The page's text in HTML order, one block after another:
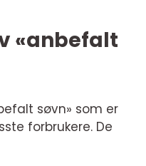
«anbefalt
søvn» som er
forbrukere. De